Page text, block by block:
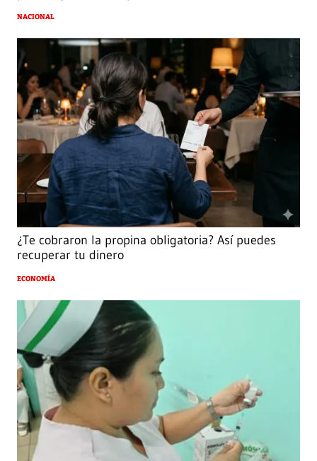
NACIONAL
¿Te cobraron la propina obligatoria? Así puedes
recuperar tu dinero
ECONOMÍA